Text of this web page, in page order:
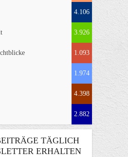
4.106
3.926
1.093
1.974
4.398
2.882
TÄGLICH
ERHALTEN